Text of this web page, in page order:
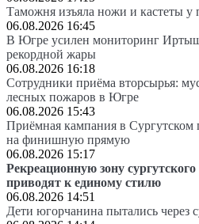
Таможня изъяла ножи и кастеты у
06.08.2026 16:45
В Югре усилен мониторинг
рекордной жары
06.08.2026 16:18
Сотрудники приёма вторсырья:
лесных пожаров в Югре
06.08.2026 15:43
Приёмная кампания в Сургутском
на финишную прямую
06.08.2026 15:17
Рекреационную зону
приводят к единому стилю
06.08.2026 14:51
Дети югорчанина пытались через